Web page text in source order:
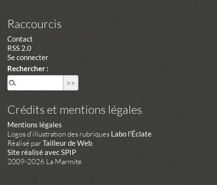
Raccourcis
Contact
RSS 2.0
Se connecter
Rechercher :
Crédits et mentions légales
Mentions légales
Logos d'illustration des rubriques Labo l'Éclate
Réalisé parTailleur de Web.
Site réalisé avec SPIP
2009-2026 La Marmite